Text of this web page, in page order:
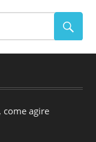
come agire